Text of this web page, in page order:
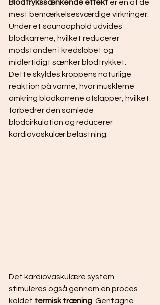
Blodtrykssænkende effekt er en af de
mest bemærkelsesværdige virkninger.
Under et saunaophold udvides
blodkarrene, hvilket reducerer
modstanden i kredsløbet og
midlertidigt sænker blodtrykket.
Dette skyldes kroppens naturlige
reaktion på varme, hvor musklerne
omkring blodkarrene afslapper, hvilket
forbedrer den samlede
blodcirkulation og reducerer
kardiovaskulær belastning.
Det kardiovaskulære system
stimuleres også gennem en proces
kaldet termisk træning . Gentagne